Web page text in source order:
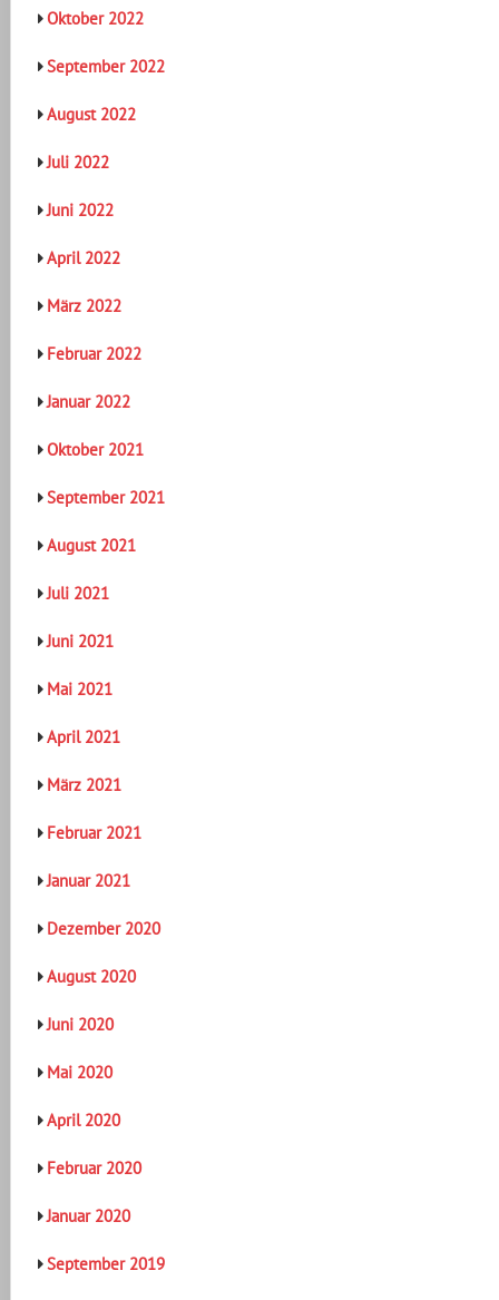
Oktober 2022
September 2022
August 2022
Juli 2022
Juni 2022
April 2022
März 2022
Februar 2022
Januar 2022
Oktober 2021
September 2021
August 2021
Juli 2021
Juni 2021
Mai 2021
April 2021
März 2021
Februar 2021
Januar 2021
Dezember 2020
August 2020
Juni 2020
Mai 2020
April 2020
Februar 2020
Januar 2020
September 2019